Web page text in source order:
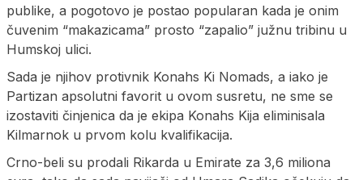
publike, a pogotovo je postao popularan kada je onim
čuvenim “makazicama” prosto “zapalio” južnu tribinu u
Humskoj ulici.
Sada je njihov protivnik Konahs Ki Nomads, a iako je
Partizan apsolutni favorit u ovom susretu, ne sme se
izostaviti činjenica da je ekipa Konahs Kija eliminisala
Kilmarnok u prvom kolu kvalifikacija.
Crno-beli su prodali Rikarda u Emirate za 3,6 miliona